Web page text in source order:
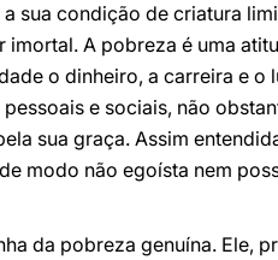
sua condição de criatura
A pobreza é uma
o dinheiro, a carreira e o
e sociais, não
sua graça. Assim
modo não egoísta nem
da pobreza genuína. Ele,